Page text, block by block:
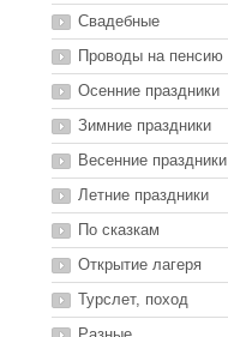
Свадебные
Проводы на пенсию
Осенние праздники
Зимние праздники
Весенние праздники
Летние праздники
По сказкам
Открытие лагеря
Турслет, поход